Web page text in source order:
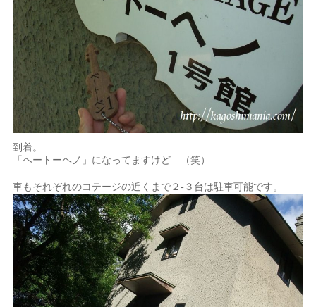
到着。
「ヘートーヘノ」になってますけど （笑）
車もそれぞれのコテージの近くまで２-３台は駐車可能です。